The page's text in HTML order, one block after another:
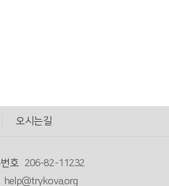
오시는길
호 206-82-11232
help@trykova.org